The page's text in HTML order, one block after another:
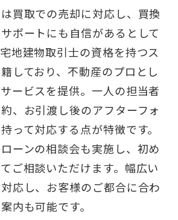
買取での売却に対応し、買換
ポートにも自信があるとして
地建物取引士の資格を持つス
しており、不動産のプロとし
ービスを提供。一人の担当者
、お引渡し後のアフターフォ
って対応する点が特徴です。
ーンの相談会も実施し、初め
ご相談いただけます。幅広い
応し、お客様のご都合に合わ
内も可能です。